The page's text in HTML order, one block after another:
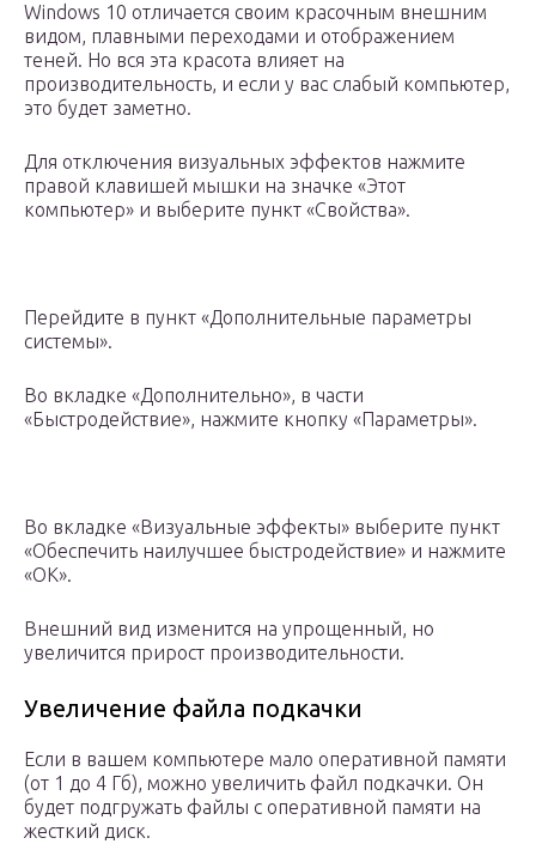
Windows 10 отличается своим красочным внешним
видом, плавными переходами и отображением
теней. Но вся эта красота влияет на
производительность, и если у вас слабый компьютер,
это будет заметно.
Для отключения визуальных эффектов нажмите
правой клавишей мышки на значке «Этот
компьютер» и выберите пункт «Свойства».
Перейдите в пункт «Дополнительные параметры
системы».
Во вкладке «Дополнительно», в части
«Быстродействие», нажмите кнопку «Параметры».
Во вкладке «Визуальные эффекты» выберите пункт
«Обеспечить наилучшее быстродействие» и нажмите
«ОК».
Внешний вид изменится на упрощенный, но
увеличится прирост производительности.
Увеличение файла подкачки
Если в вашем компьютере мало оперативной памяти
(от 1 до 4 Гб), можно увеличить файл подкачки. Он
будет подгружать файлы с оперативной памяти на
жесткий диск.